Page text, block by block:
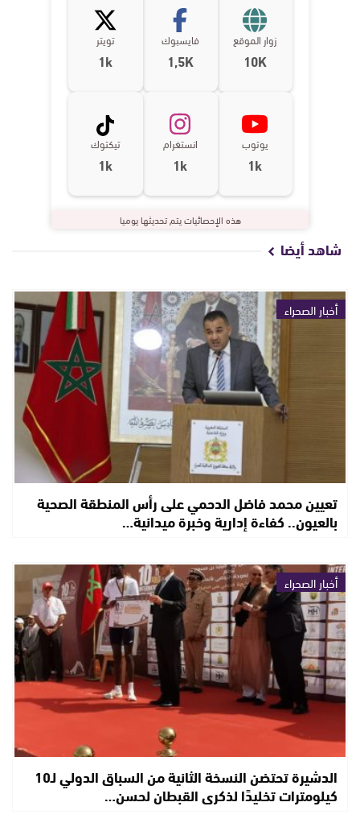
زوار الموقع
10K
فايسبوك
1,5K
تويتر
1k
يوتوب
1k
انستغرام
1k
تيكتوك
1k
هذه الإحصائيات يتم تحديثها يوميا
شاهد أيضا
أخبار الصحراء
تعيين محمد فاضل الدحمي على رأس المنطقة الصحية
بالعيون.. كفاءة إدارية وخبرة ميدانية…
أخبار الصحراء
الدشيرة تحتضن النسخة الثانية من السباق الدولي لـ10
كيلومترات تخليدًا لذكرى القبطان لحسن…